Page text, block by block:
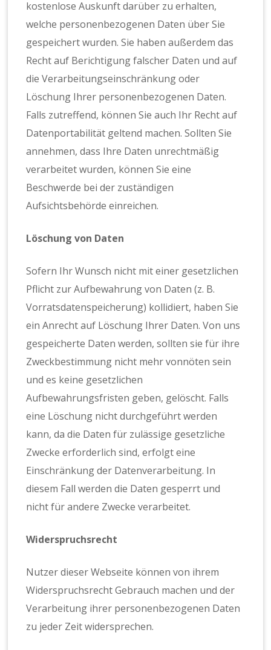
kostenlose Auskunft darüber zu erhalten,
welche personenbezogenen Daten über Sie
gespeichert wurden. Sie haben außerdem das
Recht auf Berichtigung falscher Daten und auf
die Verarbeitungseinschränkung oder
Löschung Ihrer personenbezogenen Daten.
Falls zutreffend, können Sie auch Ihr Recht auf
Datenportabilität geltend machen. Sollten Sie
annehmen, dass Ihre Daten unrechtmäßig
verarbeitet wurden, können Sie eine
Beschwerde bei der zuständigen
Aufsichtsbehörde einreichen.
Löschung von Daten
Sofern Ihr Wunsch nicht mit einer gesetzlichen
Pflicht zur Aufbewahrung von Daten (z. B.
Vorratsdatenspeicherung) kollidiert, haben Sie
ein Anrecht auf Löschung Ihrer Daten. Von uns
gespeicherte Daten werden, sollten sie für ihre
Zweckbestimmung nicht mehr vonnöten sein
und es keine gesetzlichen
Aufbewahrungsfristen geben, gelöscht. Falls
eine Löschung nicht durchgeführt werden
kann, da die Daten für zulässige gesetzliche
Zwecke erforderlich sind, erfolgt eine
Einschränkung der Datenverarbeitung. In
diesem Fall werden die Daten gesperrt und
nicht für andere Zwecke verarbeitet.
Widerspruchsrecht
Nutzer dieser Webseite können von ihrem
Widerspruchsrecht Gebrauch machen und der
Verarbeitung ihrer personenbezogenen Daten
zu jeder Zeit widersprechen.